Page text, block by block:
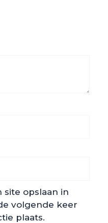
site opslaan in
volgende keer
plaats.